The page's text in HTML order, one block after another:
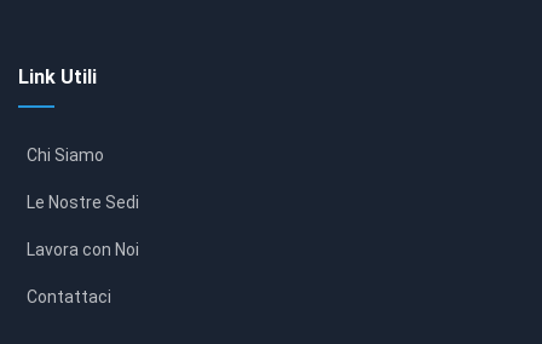
Link Utili
Chi Siamo
Le Nostre Sedi
Lavora con Noi
Contattaci